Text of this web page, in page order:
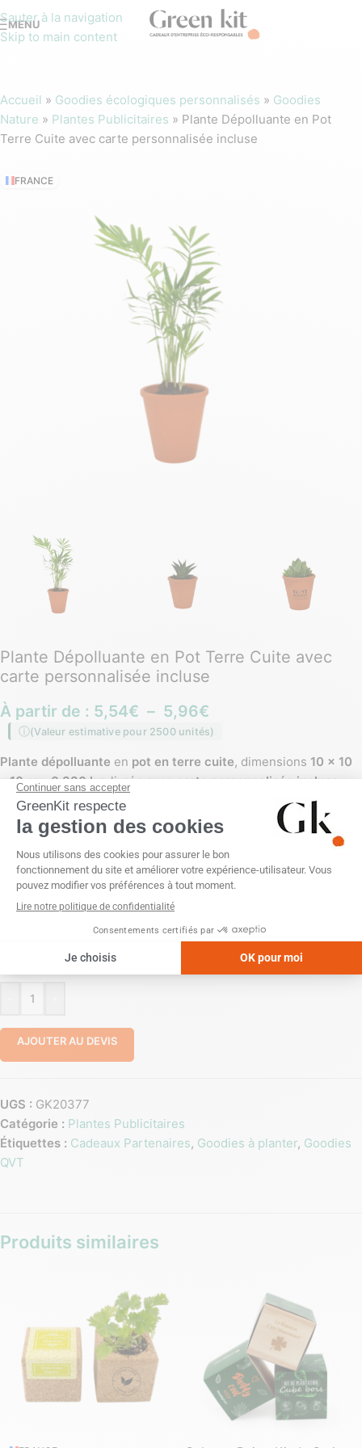
Sauter à la navigation
Skip to main content
MENU
Accueil » Goodies écologiques personnalisés » Goodies
Nature » Plantes Publicitaires » Plante Dépolluante en Pot
Terre Cuite avec carte personnalisée incluse
FRANCE
Plante Dépolluante en Pot Terre Cuite avec
carte personnalisée incluse
À partir de : 5,54€ – 5,96€
(Valeur estimative pour 2500 unités)
Plante dépolluante en pot en terre cuite, dimensions 10 x 10
x 10 cm 0,330 kg , livrée avec carte personnalisée incluse
format85 x 54 mm. Emballage papier fleuriste ou kraft avec
raphia. Personnalisation possible entampographie 1 couleur
transfert numérique quadri
sans personnalisation
sur le
pot.
PERSONNALISATION
Tampographie (1 couleur)
Transfert numérique (quadri)
AJOUTER AU DEVIS
UGS : GK20377
Catégorie : Plantes Publicitaires
Étiquettes : Cadeaux Partenaires, Goodies à planter, Goodies
QVT
Produits similaires